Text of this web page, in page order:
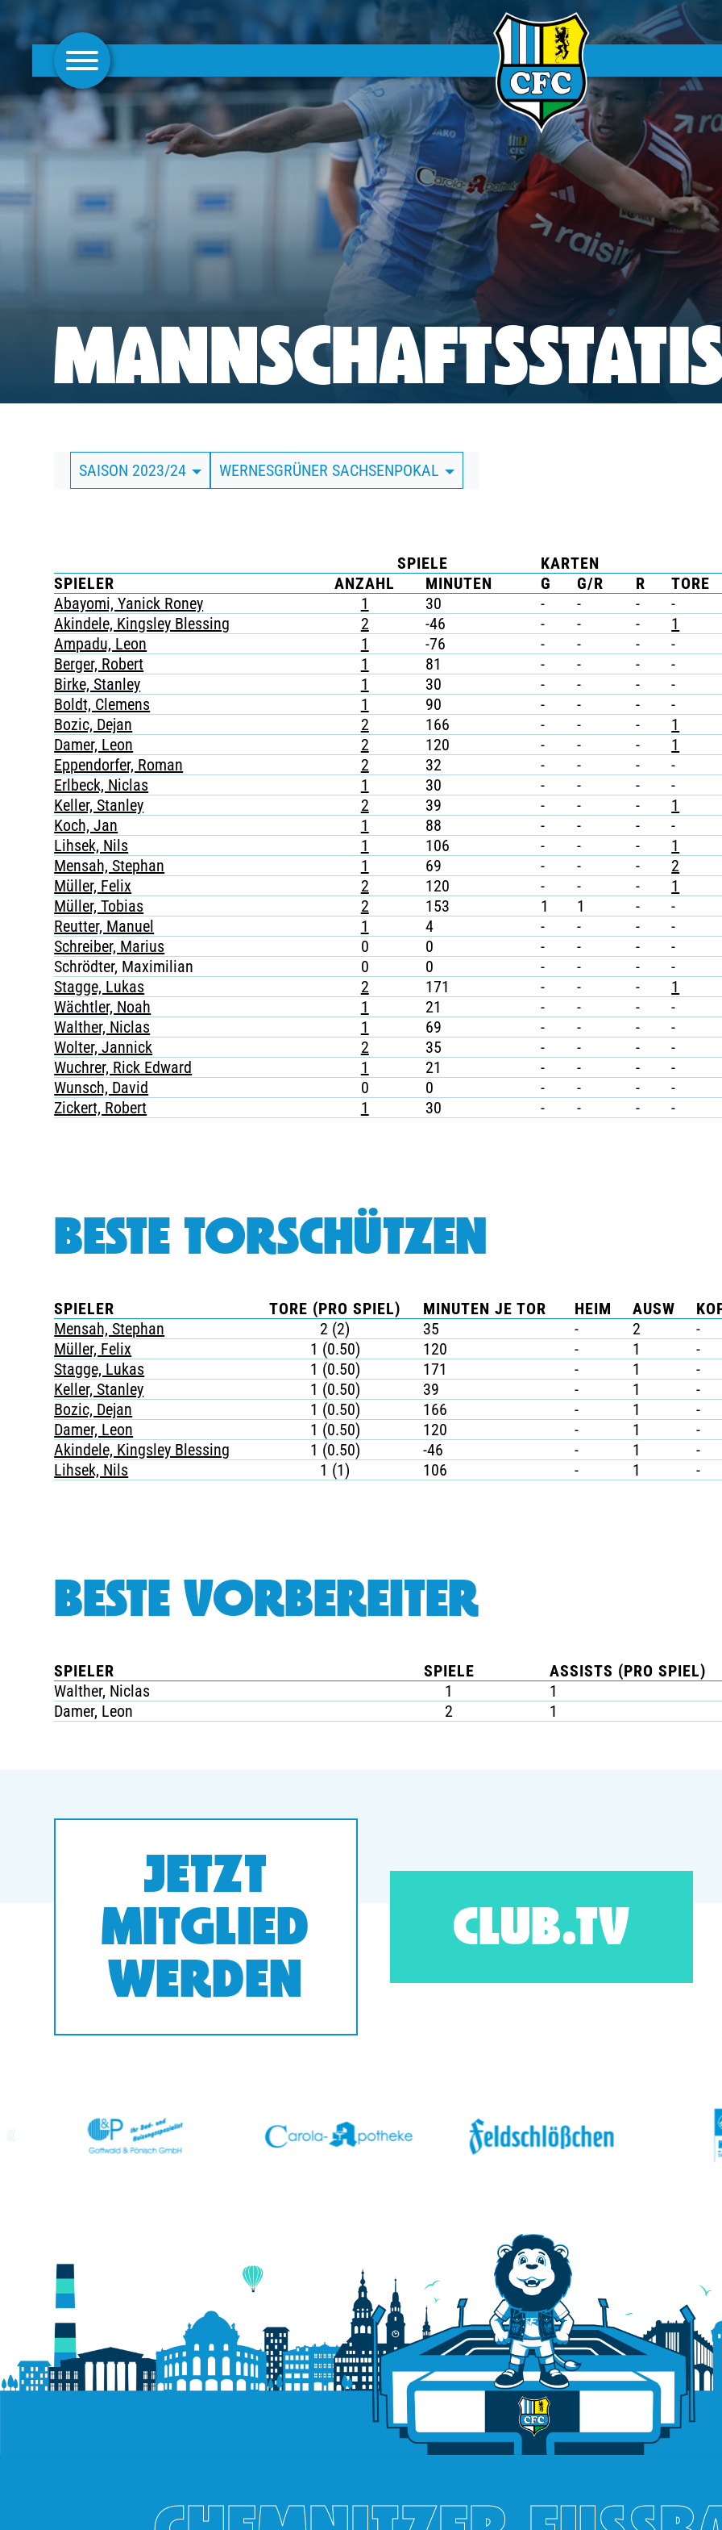
AKTUELLES
FRAUEN
CLUBMITGLIEDSCHAFT
BUSINESS
SÜDKURVE
TICKETING
SAISON 2023/24 WERNESGRÜNER SACHSENPOKAL
SPIELE KARTEN
SPIELER
ANZAHL MINUTEN G G/R R TORE
Abayomi, Yanick Roney
1 30 - - - -
Akindele, Kingsley Blessing
2 -46 - - - 1
Ampadu, Leon
1 -76 - - - -
Berger, Robert
1 81 - - - -
Birke, Stanley
1 30 - - - -
Boldt, Clemens
1 90 - - - -
Bozic, Dejan
2 166 - - - 1
Damer, Leon
2 120 - - - 1
Eppendorfer, Roman
2 32 - - - -
Erlbeck, Niclas
1 30 - - - -
Keller, Stanley
2 39 - - - 1
Koch, Jan
1 88 - - - -
Lihsek, Nils
1 106 - - - 1
Mensah, Stephan
1 69 - - - 2
Müller, Felix
2 120 - - - 1
Müller, Tobias
2 153 1 1 - -
Reutter, Manuel
1 4 - - - -
Schreiber, Marius
0 0 - - - -
Schrödter, Maximilian
0 0 - - - -
Stagge, Lukas
2 171 - - - 1
Wächtler, Noah
1 21 - - - -
Walther, Niclas
1 69 - - - -
Wolter, Jannick
2 35 - - - -
Wuchrer, Rick Edward
1 21 - - - -
Wunsch, David
0 0 - - - -
Zickert, Robert
1 30 - - - -
BESTE TORSCHÜTZEN
SPIELER TORE (PRO SPIEL) MINUTEN JE TOR HEIM AUSW
Mensah, Stephan
2 (2) 35 - 2 -
Müller, Felix
1 (0.50) 120 - 1 -
Stagge, Lukas
1 (0.50) 171 - 1 -
Keller, Stanley
1 (0.50) 39 - 1 -
Bozic, Dejan
1 (0.50) 166 - 1 -
Damer, Leon
1 (0.50) 120 - 1 -
Akindele, Kingsley Blessing
1 (0.50) -46 - 1 -
Lihsek, Nils
1 (1) 106 - 1 -
BESTE VORBEREITER
SPIELER SPIELE
ASSISTS (PRO SPIEL)
Walther, Niclas
1
1
Damer, Leon
2 1
JETZT
MITGLIED
WERDEN
CLUB.TV
prev